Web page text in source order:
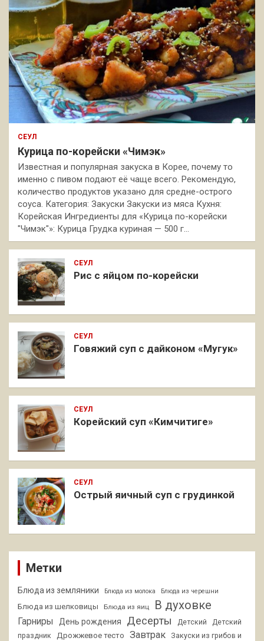
СЕУЛ
Курица по-корейски «Чимэк»
Известная и популярная закуска в Корее, почему то
именно с пивом подают её чаще всего. Рекомендую,
количество продуктов указано для средне-острого
соуса. Категория: Закуски Закуски из мяса Кухня:
Корейская Ингредиенты для «Курица по-корейски
"Чимэк"»: Курица Грудка куриная — 500 г…
СЕУЛ
Рис с яйцом по-корейски
СЕУЛ
Говяжий суп с дайконом «Мугук»
СЕУЛ
Корейский суп «Кимчитиге»
СЕУЛ
Острый яичный суп с грудинкой
Метки
Блюда из земляники Блюда из молока Блюда из черешни
Блюда из шелковицы Блюда из яиц В духовке
Гарниры День рождения Десерты Детский
Детский
праздник
Дрожжевое тесто Завтрак
Закуски из грибов и